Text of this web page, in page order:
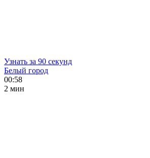
Узнать за 90 секунд
Белый город
00:58
2 мин